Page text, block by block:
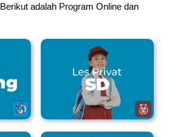
Berikut adalah Program Online dan